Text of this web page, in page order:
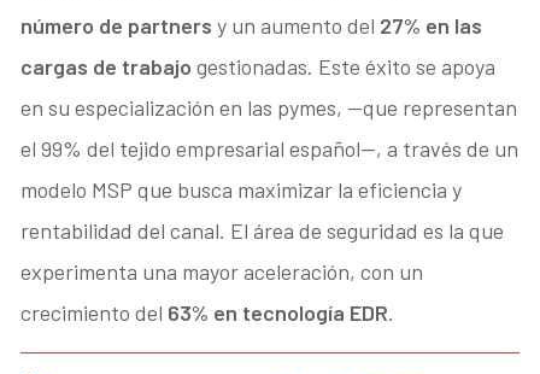
número de partners y un aumento del 27% en las
cargas de trabajo gestionadas. Este éxito se apoya
en su especialización en las pymes, —que representan
el 99% del tejido empresarial español—, a través de un
modelo MSP que busca maximizar la eficiencia y
rentabilidad del canal. El área de seguridad es la que
experimenta una mayor aceleración, con un
crecimiento del 63% en tecnología EDR.